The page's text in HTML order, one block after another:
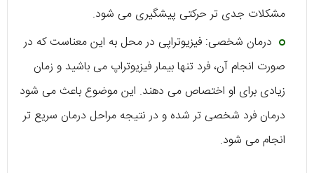
مشکلات جدی تر حرکتی پیشگیری می شود.
درمان شخصی: فیزیوتراپی در محل به این معناست که در
صورت انجام آن، فرد تنها بیمار فیزیوتراپ می باشید و زمان
زیادی برای او اختصاص می دهند. این موضوع باعث می شود
درمان فرد شخصی تر شده و در نتیجه مراحل درمان سریع تر
انجام می شود.